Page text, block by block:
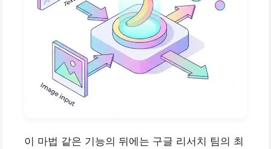
이 마법 같은 기능의 뒤에는 구글 리서치 팀의 최